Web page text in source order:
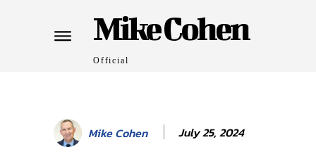
Mike Cohen
Official
Mike Cohen July 25, 2024